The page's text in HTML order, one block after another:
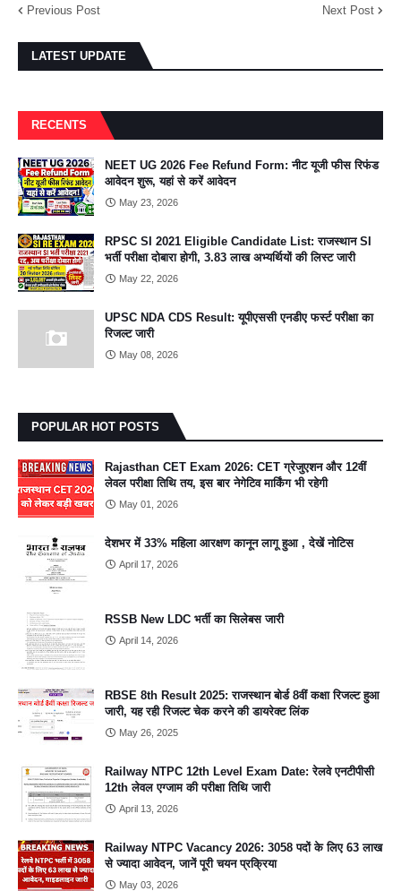
Previous Post Next Post
LATEST UPDATE
RECENTS
NEET UG 2026 Fee Refund Form: नीट यूजी फीस रिफंड
आवेदन शुरू, यहां से करें आवेदन
May 23, 2026
RPSC SI 2021 Eligible Candidate List: राजस्थान SI
भर्ती परीक्षा दोबारा होगी, 3.83 लाख अभ्यर्थियों की लिस्ट जारी
May 22, 2026
UPSC NDA CDS Result: यूपीएससी एनडीए फर्स्ट परीक्षा का
रिजल्ट जारी
May 08, 2026
POPULAR HOT POSTS
Rajasthan CET Exam 2026: CET ग्रेजुएशन और 12वीं
लेवल परीक्षा तिथि तय, इस बार नेगेटिव मार्किंग भी रहेगी
May 01, 2026
देशभर में 33% महिला आरक्षण कानून लागू हुआ , देखें नोटिस
April 17, 2026
RSSB New LDC भर्ती का सिलेबस जारी
April 14, 2026
RBSE 8th Result 2025: राजस्थान बोर्ड 8वीं कक्षा रिजल्ट हुआ
जारी, यह रही रिजल्ट चेक करने की डायरेक्ट लिंक
May 26, 2025
Railway NTPC 12th Level Exam Date: रेलवे एनटीपीसी
12th लेवल एग्जाम की परीक्षा तिथि जारी
April 13, 2026
Railway NTPC Vacancy 2026: 3058 पदों के लिए 63 लाख
से ज्यादा आवेदन, जानें पूरी चयन प्रक्रिया
May 03, 2026